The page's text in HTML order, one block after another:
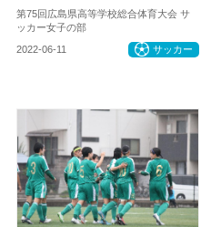
第75回広島県高等学校総合体育大会 サ
ッカー女子の部
2022-06-11 サッカー